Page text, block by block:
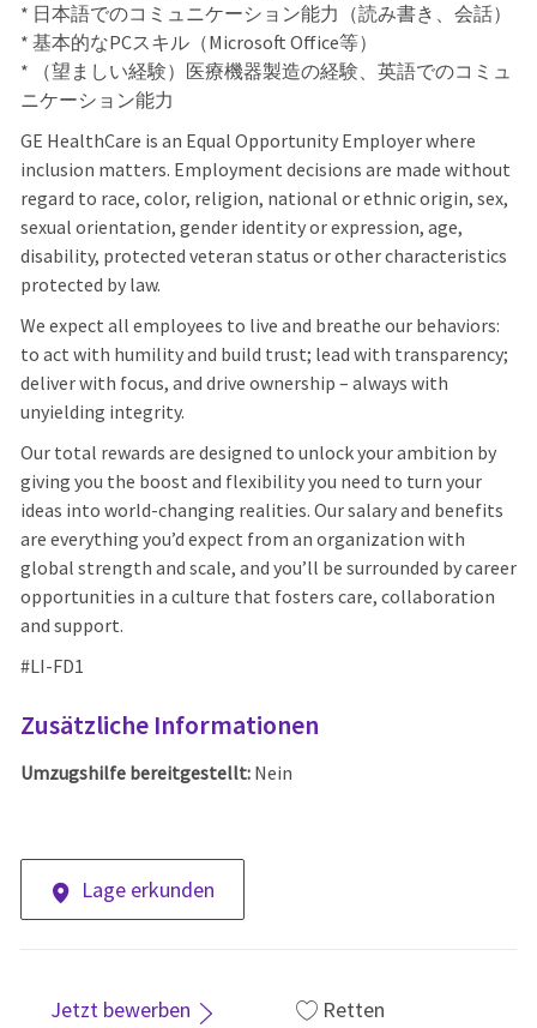
* 日本語でのコミュニケーション能力（読み書き、会話）
* 基本的なPCスキル（Microsoft Office等）
* （望ましい経験）医療機器製造の経験、英語でのコミュ
ニケーション能力
GE HealthCare is an Equal Opportunity Employer where
inclusion matters. Employment decisions are made without
regard to race, color, religion, national or ethnic origin, sex,
sexual orientation, gender identity or expression, age,
disability, protected veteran status or other characteristics
protected by law.
We expect all employees to live and breathe our behaviors:
to act with humility and build trust; lead with transparency;
deliver with focus, and drive ownership – always with
unyielding integrity.
Our total rewards are designed to unlock your ambition by
giving you the boost and flexibility you need to turn your
ideas into world-changing realities. Our salary and benefits
are everything you’d expect from an organization with
global strength and scale, and you’ll be surrounded by career
opportunities in a culture that fosters care, collaboration
and support.
#LI-FD1
Zusätzliche Informationen
Umzugshilfe bereitgestellt:Nein
Lage erkunden
Jetzt bewerben Retten